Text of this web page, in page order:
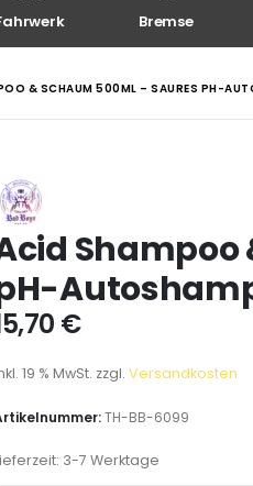
Bremse
& SCHAUM 500ML – SAURES PH-
Shampoo
€
19 % MwSt. zzgl. Versandkosten
TH-BB-6099
3-7 Werktage